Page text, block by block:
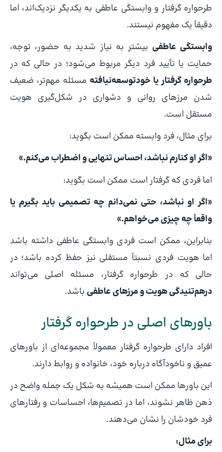
طرحواره گرفتار و وابستگی عاطفی به یکدیگر نزدیک‌اند، اما
دقیقاً یک مفهوم نیستند.
وابستگی عاطفی بیشتر به نیاز شدید به حضور، توجه،
حمایت یا تأیید فرد دیگر مربوط می‌شود؛ در حالی که در
طرحواره گرفتار یا خودتوسعه‌نیافته مسئله مهم‌تر، ضعیف
شدن مرزهای روانی و دشواری در شکل‌گیری هویت
مستقل است.
برای مثال، فرد وابسته ممکن است بگوید:
«اگر او کنارم نباشد، احساس تنهایی و اضطراب می‌کنم.»
اما فردی که گرفتار است ممکن است بگوید:
«اگر او نباشد، حتی نمی‌دانم چه تصمیمی باید بگیرم یا
واقعاً چه چیزی می‌خواهم.»
بنابراین، ممکن است فردی وابستگی عاطفی داشته باشد
اما هویت فردی نسبتاً مستقلی نیز حفظ کرده باشد؛ در
حالی که در طرحواره گرفتار، مسئله اصلی می‌تواند
درهم‌تنیدگی هویت و مرزهای عاطفی باشد.
باورهای اصلی در طرحواره گرفتار
افراد دارای طرحواره گرفتار معمولاً مجموعه‌ای از باورهای
عمیق و ناخودآگاه درباره خود، خانواده و روابط دارند.
این باورها ممکن است همیشه به شکل یک جمله واضح در
ذهن ظاهر نشوند، اما در تصمیم‌ها، احساسات و رفتارهای
فرد خودشان را نشان می‌دهند.
برای مثال: